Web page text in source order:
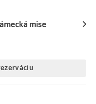
mise